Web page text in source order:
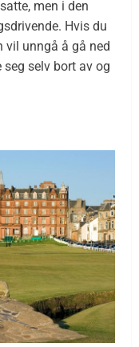
men i den
Hvis du
vil unngå å gå ned
selv bort av og